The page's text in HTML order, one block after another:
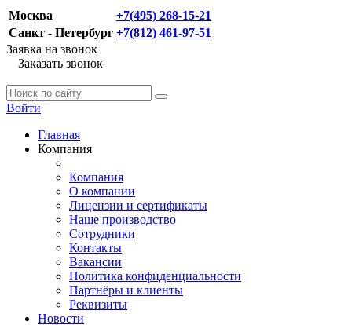
Москва
+7(495) 268-15-21
Санкт - Петербург +7(812) 461-97-51
Заявка на звонок
Заказать звонок
Войти
Главная
Компания
Компания
О компании
Лицензии и сертификаты
Наше производство
Сотрудники
Контакты
Вакансии
Политика конфиденциальности
Партнёры и клиенты
Реквизиты
Новости